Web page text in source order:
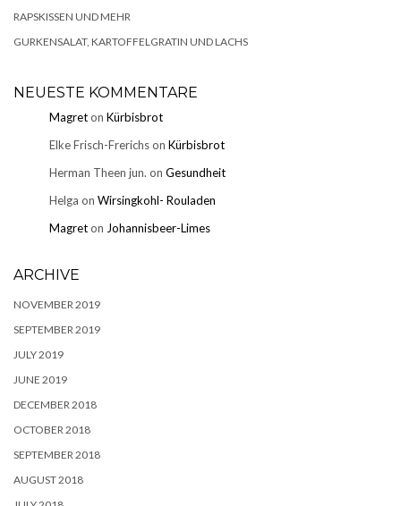
RAPSKISSEN UND MEHR
GURKENSALAT, KARTOFFELGRATIN UND LACHS
NEUESTE KOMMENTARE
Magreton Kürbisbrot
Elke Frisch-Frerichson Kürbisbrot
Herman Theen jun. on Gesundheit
Helga on Wirsingkohl- Rouladen
Magreton Johannisbeer-Limes
ARCHIVE
NOVEMBER 2019
SEPTEMBER 2019
JULY 2019
JUNE 2019
DECEMBER 2018
OCTOBER 2018
SEPTEMBER 2018
AUGUST 2018